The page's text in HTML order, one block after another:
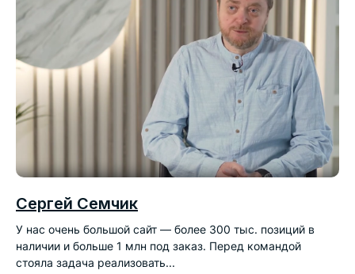
Сергей Семчик
У нас очень большой сайт — более 300 тыс. позиций в
наличии и больше 1 млн под заказ. Перед командой
стояла задача реализовать...